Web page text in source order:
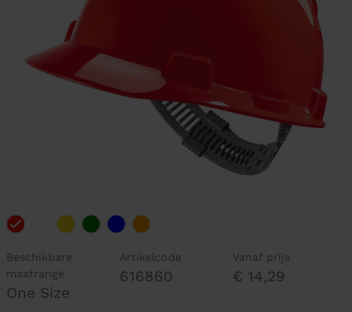
Beschikbare
maatrange
One Size
Artikelcode
616860
Vanaf prijs
€ 14,29